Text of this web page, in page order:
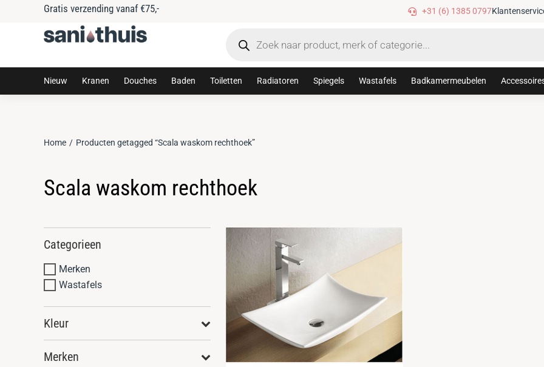
Gratis verzending vanaf €75,- +31 (6) 1385 0797
Nieuw Kranen Douches Baden Toiletten Radiatoren Spiegels Wastafels Badkamermeubelen
Je bent hier:
Home Producten getagged “Scala waskom rechthoek”
Scala waskom rechthoek
Categorieen
Merken
Wastafels
Kleur
Merken